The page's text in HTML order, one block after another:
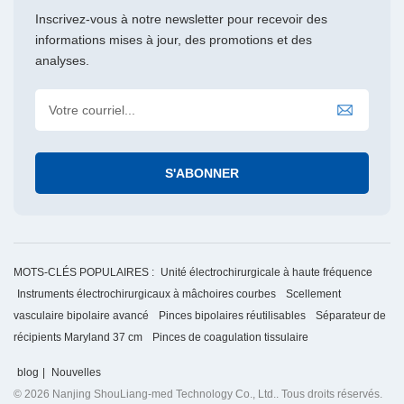
recherche et tendance de développement des dispositifs de
fermeture vasculaire [J]. Dispositifs médicaux de Chine, 2022,
37(4): 58-04.[2] Kuang Yu, Li Wen, Ren Qianchuan. Analyse
comparative des instruments énergétiques et de la technique
de suture traditionnelle dans la chirurgie transabdominale du
cancer du col de l'utérus [J]. Dispositifs médicaux de Chine,
2019, 34(3) : 27-30.[3] Qing Hongkun, Zhang Xiaoming, Jiang
Jingjun, et al. Introduction aux dispositifs de fermeture
Comparaison du suivi à deux ans de l'amygdalectomie avec le
couteau à plasma à basse température, le couteau ultrasonique
et la méthode traditionnelle [J]. Journal d'oto-rhino-laryngologie
et d'ophtalmologie de l'Université du Shandong, 2017, 31(5) :
Inscrivez-vous à notre newsletter pour recevoir des
informations mises à jour, des promotions et des
analyses.
MOTS-CLÉS POPULAIRES : Unité électrochirurgicale à haute fréquence
Instruments électrochirurgicaux à mâchoires courbes
Scellement
vasculaire bipolaire avancé
Pinces bipolaires réutilisables
Séparateur de
récipients Maryland 37 cm
Pinces de coagulation tissulaire
blog
Nouvelles
© 2026 Nanjing ShouLiang-med Technology Co., Ltd.. Tous droits réservés.